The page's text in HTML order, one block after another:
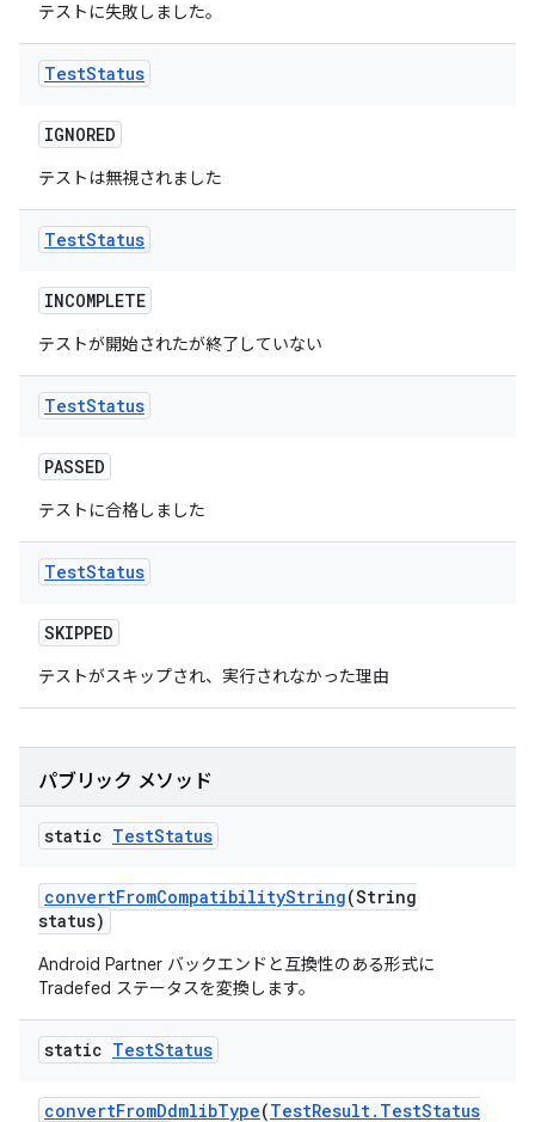
テストに失敗しました。
TestStatus
IGNORED
テストは無視されました
TestStatus
INCOMPLETE
テストが開始されたが終了していない
TestStatus
PASSED
テストに合格しました
TestStatus
SKIPPED
テストがスキップされ、実行されなかった理由
パブリック メソッド
static TestStatus
convertFromCompatibilityString(String
status)
Android Partner バックエンドと互換性のある形式に
Tradefed ステータスを変換します。
static TestStatus
convertFromDdmlibType(TestResult. TestStatus